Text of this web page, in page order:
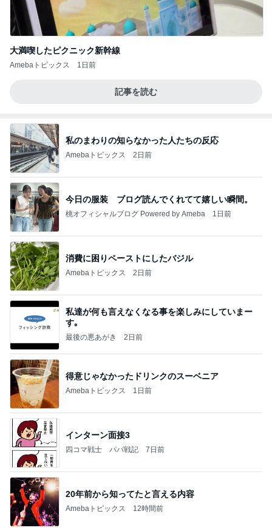
大満喫したピクニック新幹線
Amebaトピックス 1日前
記事を読む
私のまわりの知らなかった人たちの反応
Amebaトピックス 2日前
今日の服装 ブログ読んでくれてて嬉しい瞬間。
桃オフィシャルブログ Powered by Ameba 1日前
消費に困りペーストにしたバジル
Amebaトピックス 2日前
私達が何も言えなくなる事を楽しみにしていまー
す｡
最後の悪あがき 2日前
得意じゃなかったドリンクのスーベニア
Amebaトピックス 1日前
インターン面接3
四コマ戦士 パパ戦記 7日前
20年前から知ってたと言える内容
Amebaトピックス 12時間前